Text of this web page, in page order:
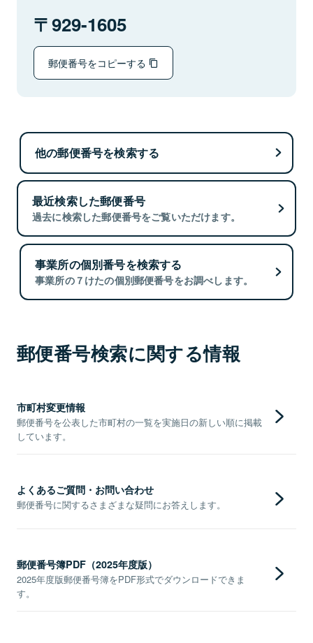
929-1605
郵便番号をコピーする
他の郵便番号を検索する
最近検索した郵便番号
過去に検索した郵便番号をご覧いただけます。
事業所の個別番号を検索する
事業所の７けたの個別郵便番号をお調べします。
郵便番号検索に関する情報
市町村変更情報
郵便番号を公表した市町村の一覧を実施日の新しい順に掲載
しています。
よくあるご質問・お問い合わせ
郵便番号に関するさまざまな疑問にお答えします。
郵便番号簿PDF（2025年度版）
2025年度版郵便番号簿をPDF形式でダウンロードできま
す。